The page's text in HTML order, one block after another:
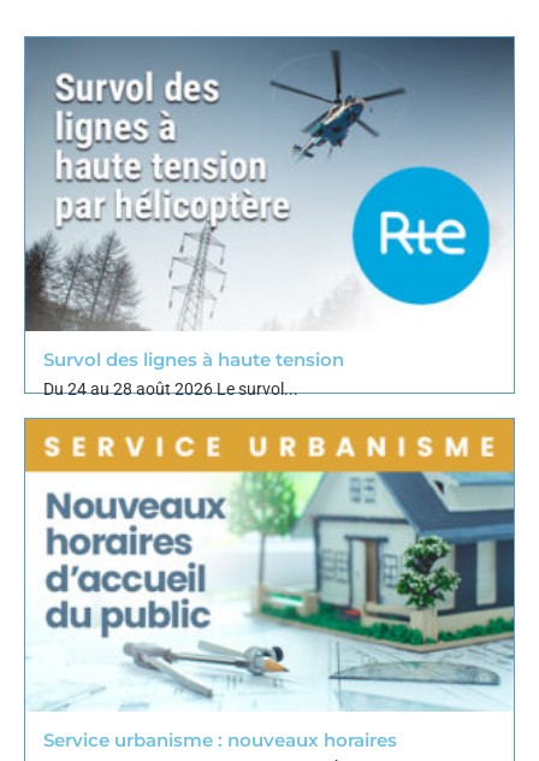
Survol des lignes à haute tension
Du 24 au 28 août 2026 Le survol...
Service urbanisme : nouveaux horaires